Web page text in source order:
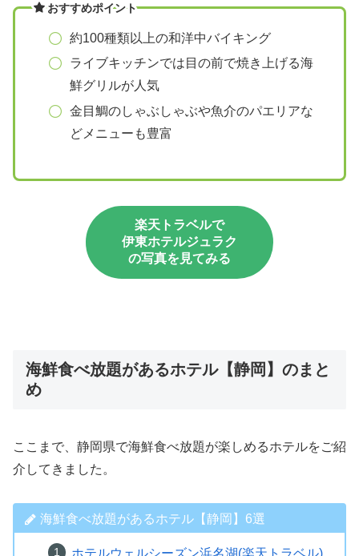
おすすめポイント
約100種類以上の和洋中バイキング
ライブキッチンでは目の前で焼き上げる海
鮮グリルが人気
金目鯛のしゃぶしゃぶや魚介のパエリアな
どメニューも豊富
楽天トラベルで
伊東ホテルジュラク
の写真を見てみる
海鮮食べ放題があるホテル【静岡】のまと
め
ここまで、静岡県で海鮮食べ放題が楽しめるホテルをご紹
介してきました。
海鮮食べ放題があるホテル【静岡】6選